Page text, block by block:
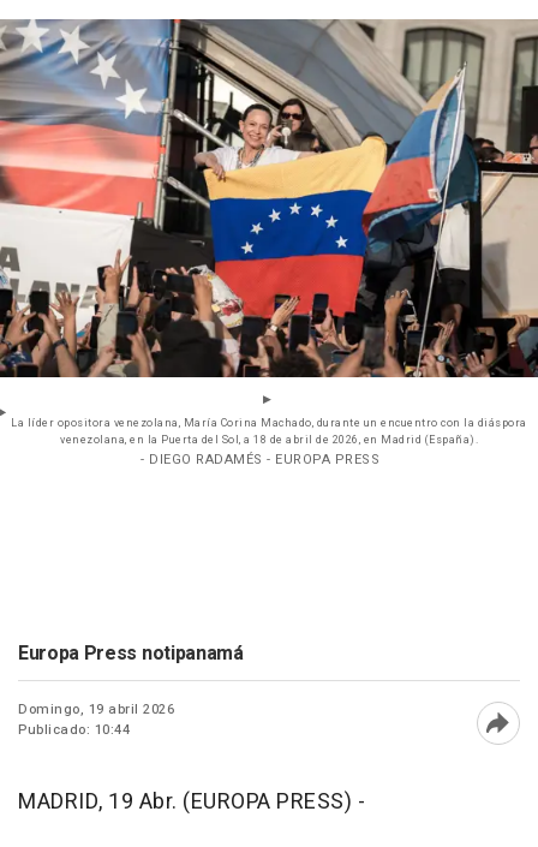
La líder opositora venezolana, María Corina Machado, durante un encuentro con la diáspora
venezolana, en la Puerta del Sol, a 18 de abril de 2026, en Madrid (España).
- DIEGO RADAMÉS - EUROPA PRESS
Europa Press notipanamá
Domingo, 19 abril 2026
Publicado: 10:44
MADRID, 19 Abr. (EUROPA PRESS) -